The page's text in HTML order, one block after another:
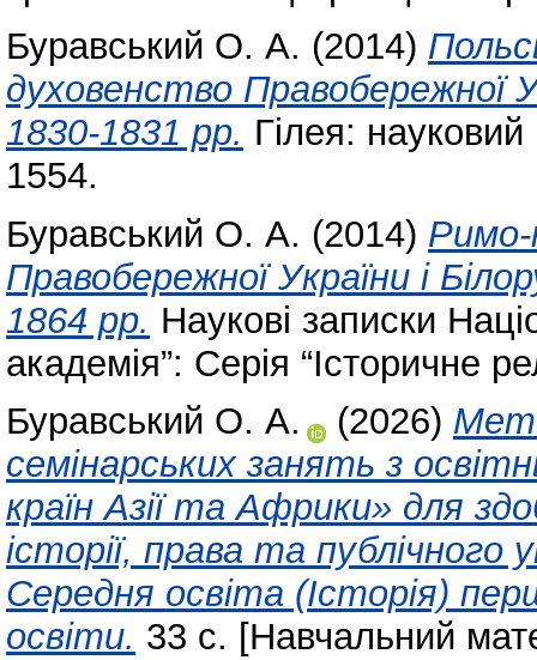
Буравський О. А. (2014)
духовенство Правобережної
1830-1831 рр. Гілея:
1554.
Буравський О. А. (2014) Римо-
Правобережної України і
1864 рр. Наукові записки
академія”: Серія “Історичне
Буравський О. А.
(2026)
семінарських занять з
країн Азії та Африки» для
історії, права та публічного
Середня освіта (Історія)
освіти. 33 с. [Навчальний